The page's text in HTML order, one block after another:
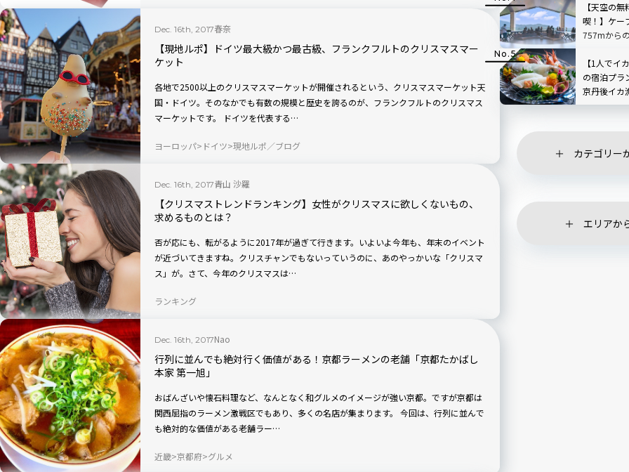
Dec. 16th, 2017春奈
【現地ルポ】ドイツ最大級かつ最古級、フランクフルトのクリスマスマー
ケット
各地で2500以上のクリスマスマーケットが開催されるという、クリスマスマーケット天
国・ドイツ。そのなかでも有数の規模と歴史を誇るのが、フランクフルトのクリスマス
マーケットです。 ドイツを代表する…
ヨーロッパ ドイツ 現地ルポ／ブログ
Dec. 16th, 2017青山 沙羅
【クリスマストレンドランキング】女性がクリスマスに欲しくないもの、
求めるものとは？
否が応にも、転がるように2017年が過ぎて行きます。いよいよ今年も、年末のイベント
が近づいてきますね。クリスチャンでもないっていうのに、あのやっかいな「クリスマ
ス」が。さて、今年のクリスマスは…
ランキング
Dec. 16th, 2017Nao
行列に並んでも絶対行く価値がある！京都ラーメンの老舗「京都たかばし
本家 第一旭」
おばんざいや懐石料理など、なんとなく和グルメのイメージが強い京都。ですが京都は
関西屈指のラーメン激戦区でもあり、多くの名店が集まります。 今回は、行列に並んで
も絶対的な価値がある老舗ラー…
近畿 京都府 グルメ
レビュー
【天空の
喫！】ケー
757mから
【1人でイ
の宿泊プラ
京丹後イカ
日ヶ浦温泉
カテゴリー
エリアか